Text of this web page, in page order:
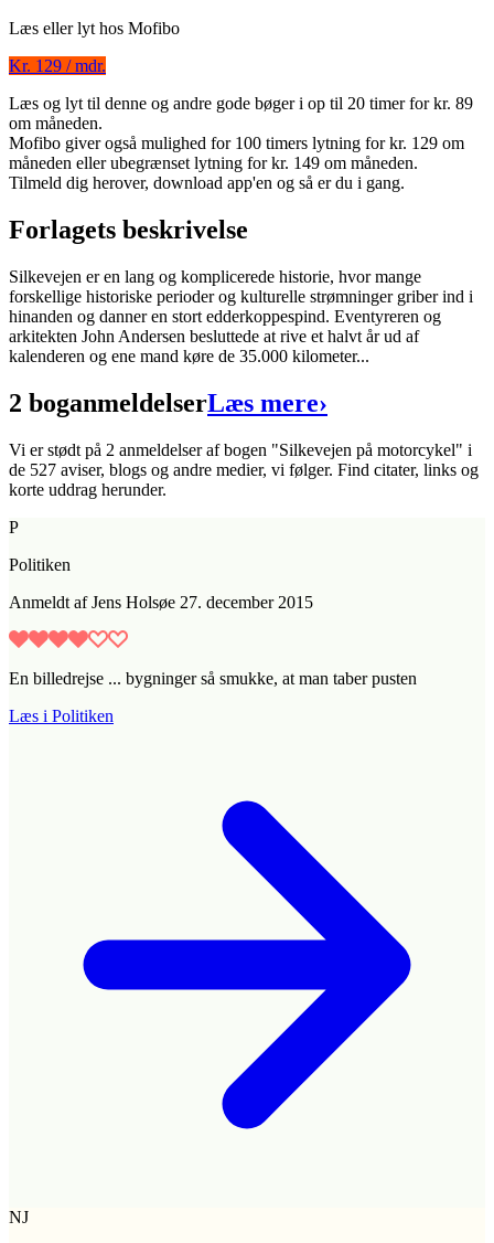
Silkevejen på motorcykel
Forfatter:John Andersen
Format:Ebog (ePub)
ISBN:
9788702175370
Udgivet: 4. november 2015
Læs eller lyt hos Mofibo
Kr. 129 / mdr.
Læs og lyt til denne og andre gode bøger i op til 20 timer for kr. 89
om måneden.
Mofibo giver også mulighed for 100 timers lytning for kr. 129 om
måneden eller ubegrænset lytning for kr. 149 om måneden.
Tilmeld dig herover, download app'en og så er du i gang.
Forlagets beskrivelse
Silkevejen er en lang og komplicerede historie, hvor mange
forskellige historiske perioder og kulturelle strømninger griber ind i
hinanden og danner en stort edderkoppespind. Eventyreren og
arkitekten John Andersen besluttede at rive et halvt år ud af
kalenderen og ene mand køre de 35.000 kilometer...
2 boganmeldelserLæs mere›
Vi er stødt på 2 anmeldelser af bogen "Silkevejen på motorcykel" i
de 527 aviser, blogs og andre medier, vi følger. Find citater, links og
korte uddrag herunder.
P
Politiken
Anmeldt afJens Holsøe 27. december 2015
En billedrejse ... bygninger så smukke, at man taber pusten
Læs i Politiken
NJ